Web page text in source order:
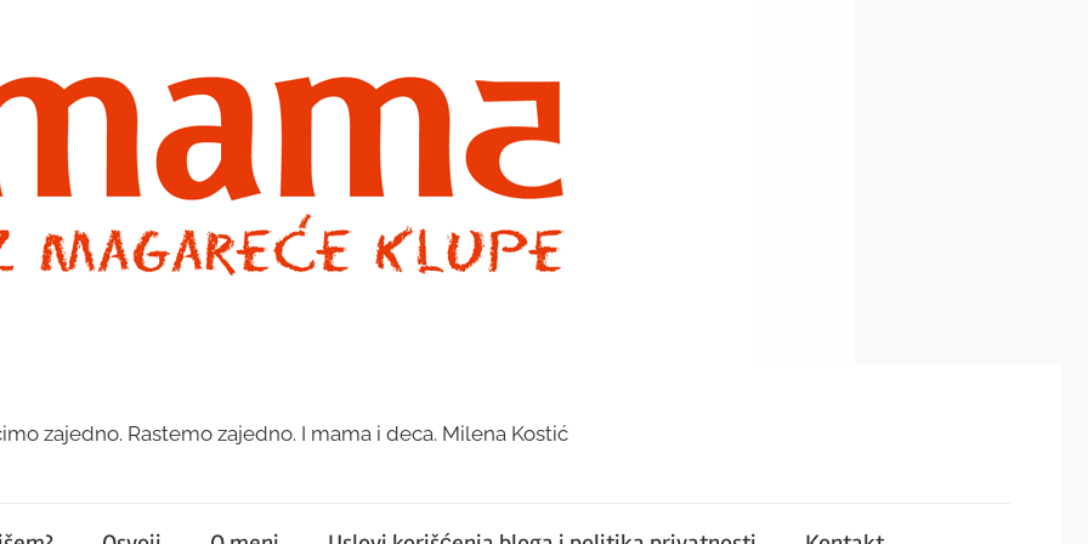
zajedno. Rastemo zajedno. I mama i deca. Milena Kostić